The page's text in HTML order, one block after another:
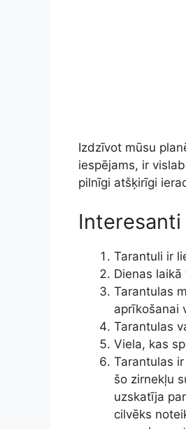
Izdzīvot mūsu
iespējams, ir
pilnīgi atšķirīgi
Tarantuli ir
Dienas
Tarantulas
aprīkošanai
Tarantulas
Viela, kas
Tarantulas
šo zirnekļu
uzskatīja
cilvēks